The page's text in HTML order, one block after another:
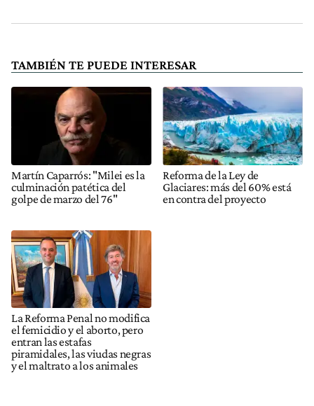
TAMBIÉN TE PUEDE INTERESAR
Martín Caparrós: "Milei es la
culminación patética del
golpe de marzo del 76"
Reforma de la Ley de
Glaciares: más del 60% está
en contra del proyecto
La Reforma Penal no modifica
el femicidio y el aborto, pero
entran las estafas
piramidales, las viudas negras
y el maltrato a los animales